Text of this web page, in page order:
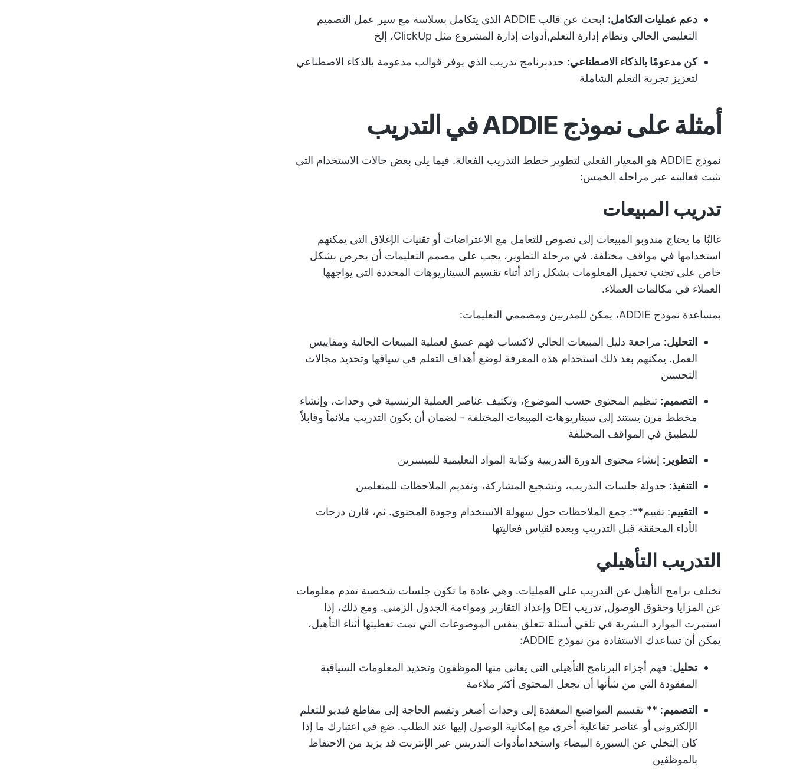
دعم عمليات التكامل:
ابحث عن قالب ADDIE الذي يتكامل بسلاسة مع سير عمل التصميم
التعليمي الحالي ونظام إدارة التعلم,أدوات إدارة المشروع مثل ClickUp، إلخ
كن مدعومًا بالذكاء الاصطناعي: حددبرنامج تدريب الذي يوفر قوالب مدعومة بالذكاء الاصطناعي
لتعزيز تجربة التعلم الشاملة
أمثلة على نموذج ADDIE في التدريب
نموذج ADDIE هو المعيار الفعلي لتطوير خطط التدريب الفعالة. فيما يلي بعض حالات الاستخدام التي
تثبت فعاليته عبر مراحله الخمس:
تدريب المبيعات
غالبًا ما يحتاج مندوبو المبيعات إلى نصوص للتعامل مع الاعتراضات أو تقنيات الإغلاق التي يمكنهم
استخدامها في مواقف مختلفة. في مرحلة التطوير، يجب على مصمم التعليمات أن يحرص بشكل
خاص على تجنب تحميل المعلومات بشكل زائد أثناء تقسيم السيناريوهات المحددة التي يواجهها
العملاء في مكالمات العملاء.
بمساعدة نموذج ADDIE، يمكن للمدربين ومصممي التعليمات:
التحليل: مراجعة دليل المبيعات الحالي لاكتساب فهم عميق لعملية المبيعات الحالية ومقاييس
العمل. يمكنهم بعد ذلك استخدام هذه المعرفة لوضع أهداف التعلم في سياقها وتحديد مجالات
التحسين
التصميم: تنظيم المحتوى حسب الموضوع، وتكثيف عناصر العملية الرئيسية في وحدات، وإنشاء
مخطط مرن يستند إلى سيناريوهات المبيعات المختلفة - لضمان أن يكون التدريب ملائماً وقابلاً
للتطبيق في المواقف المختلفة
التطوير: إنشاء محتوى الدورة التدريبية وكتابة المواد التعليمية للميسرين
التنفيذ: جدولة جلسات التدريب، وتشجيع المشاركة، وتقديم الملاحظات للمتعلمين
التقييم: تقييم**: جمع الملاحظات حول سهولة الاستخدام وجودة المحتوى. ثم، قارن درجات
الأداء المحققة قبل التدريب وبعده لقياس فعاليتها
التدريب التأهيلي
تختلف برامج التأهيل عن التدريب على العمليات. وهي عادة ما تكون جلسات شخصية تقدم معلومات
عن المزايا وحقوق الوصول, تدريب DEI
وإعداد التقارير ومواءمة الجدول الزمني. ومع ذلك، إذا
استمرت الموارد البشرية في تلقي أسئلة تتعلق بنفس الموضوعات التي تمت تغطيتها أثناء التأهيل،
يمكن أن تساعدك الاستفادة من نموذج ADDIE:
تحليل: فهم أجزاء البرنامج التأهيلي التي يعاني منها الموظفون وتحديد المعلومات السياقية
المفقودة التي من شأنها أن تجعل المحتوى أكثر ملاءمة
التصميم: ** تقسيم المواضيع المعقدة إلى وحدات أصغر وتقييم الحاجة إلى مقاطع فيديو للتعلم
الإلكتروني أو عناصر تفاعلية أخرى مع إمكانية الوصول إليها عند الطلب. ضع في اعتبارك ما إذا
كان التخلي عن السبورة البيضاء واستخدامأدوات التدريس عبر الإنترنت قد يزيد من الاحتفاظ
بالموظفين